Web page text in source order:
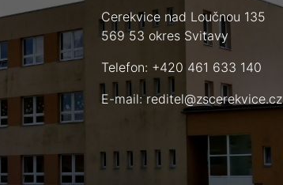
Cerekvice nad Loučnou 135
569 53 okres Svitavy
Telefon: +420 461 633 140
E-mail:reditel@zscerekvice.cz